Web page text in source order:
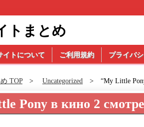
トまとめ
イトについて ご利用規約 プライバ
TOP Uncategorized “My Little
Pony в кино 2